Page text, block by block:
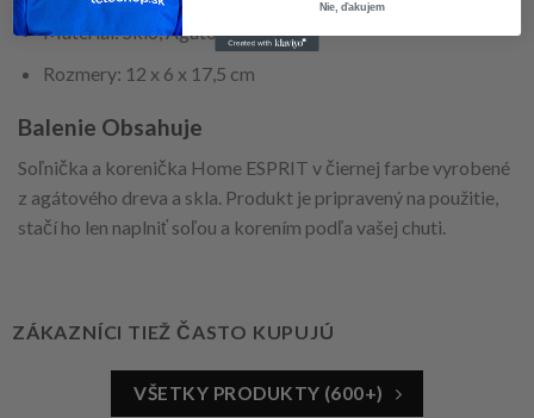
Materiál: Sklo, Agátové drevo
Rozmery: 12 x 6 x 17,5 cm
Balenie Obsahuje
Soľnička a korenička Home ESPRIT v čiernej farbe vyrobené
z agátového dreva a skla. Produkt je pripravený na použitie,
stačí ho len naplniť soľou a korením podľa vašej chuti.
ZÁKAZNÍCI TIEŽ ČASTO KUPUJÚ
VŠETKY PRODUKTY (600+)
Nie, ďakujem